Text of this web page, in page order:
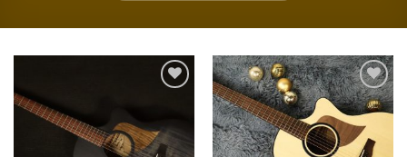
Add to
wishlist